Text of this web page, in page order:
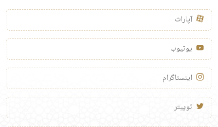
آپارات
یوتیوب
اینستاگرام
توییتر